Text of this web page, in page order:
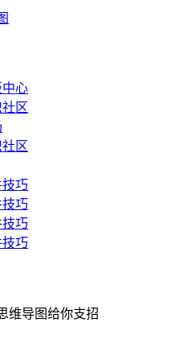
心
区
区
巧
巧
巧
巧
维导图给你支招